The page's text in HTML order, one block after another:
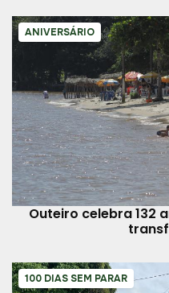
ANIVERSÁRIO
Outeiro celebra 132
100 DIAS SEM PARAR